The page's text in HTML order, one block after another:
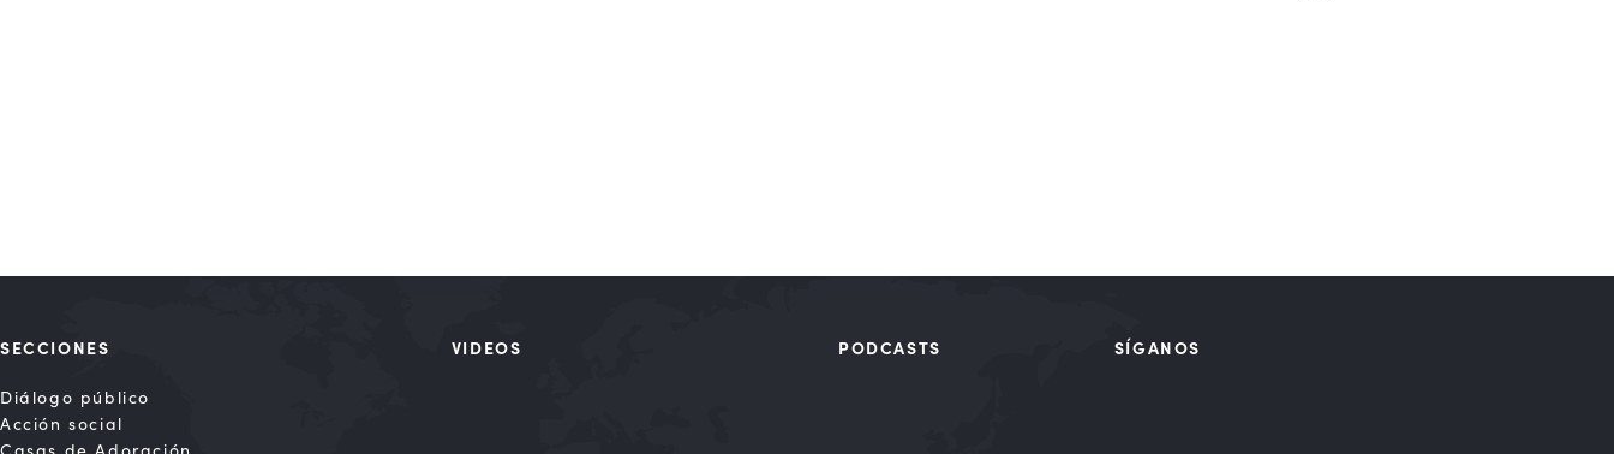
SECCIONES
Diálogo público
Acción social
Casas de Adoración
VIDEOS PODCASTS SÍGANOS